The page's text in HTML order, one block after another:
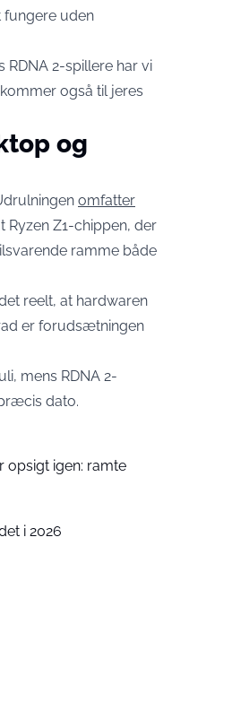
fungere uden
RDNA 2-spillere har vi
også til jeres
og
omfatter
Ryzen Z1-chippen, der
ramme både
reelt, at hardwaren
er forudsætningen
mens RDNA 2-
dato.
opsigt igen: ramte
i 2026